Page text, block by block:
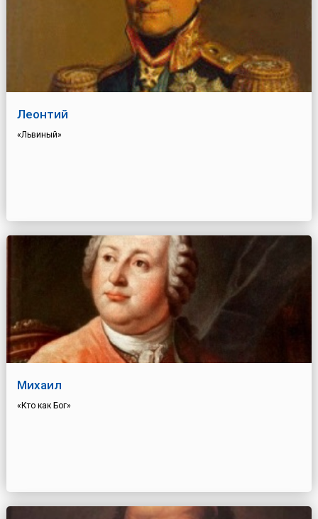
Леонтий
«Львиный»
Михаил
«Кто как Бог»